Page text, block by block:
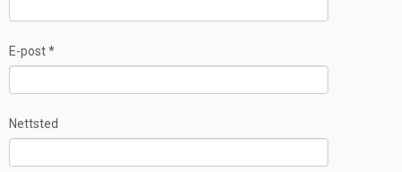
E-post*
Nettsted